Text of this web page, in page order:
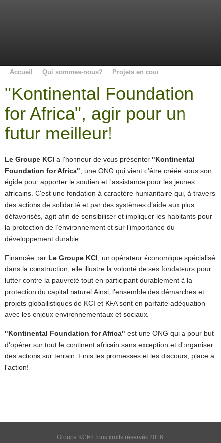
Accueil Qui sommes-nous? Projets en cours
"Kontinental Foundation
for Africa", agir pour un
futur meilleur!
Le Groupe KCI a l'honneur de vous présenter "Kontinental
Foundation for Africa" , une ONG qui vient d'être créée sous son
égide pour apporter le soutien et l'assistance pour les jeunes
africains. C'est une fondation à caractère humanitaire qui, à travers
des actions de solidarité et par des systèmes d’aide aux plus
défavorisés, agit afin de sensibiliser et impliquer les habitants pour
la protection de l’environnement et sur l’importance du
développement durable.
Financée par Le Groupe KCI , un opérateur économique spécialisé
dans la construction, elle illustre la volonté de ses fondateurs pour
lutter contre la pauvreté tout en participant durablement à la
protection du capital naturel.Ainsi, l'ensemble des démarches et
projets globallistiques de KCI et KFA sont en parfaite adéquation
avec les enjeux environnementaux et sociaux.
"Kontinental Foundation for Africa" est une ONG qui a pour but
d'opérer sur tout le continent africain sans exception et d'organiser
des actions sur terrain. Finis les promesses et les discours, place à
l'action!
Groupe KCI© Tous droits réservés 2016.